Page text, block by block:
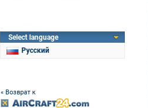
Select language
Русский
« Возврат к